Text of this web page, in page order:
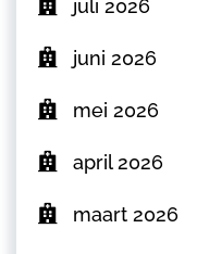
juli 2026
juni 2026
mei 2026
april 2026
maart 2026